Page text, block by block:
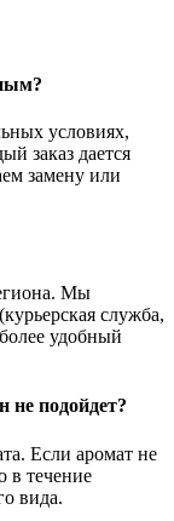
условиях,
заказ дается
замену или
Мы
служба,
удобный
не подойдет?
Если аромат не
в течение
вида.